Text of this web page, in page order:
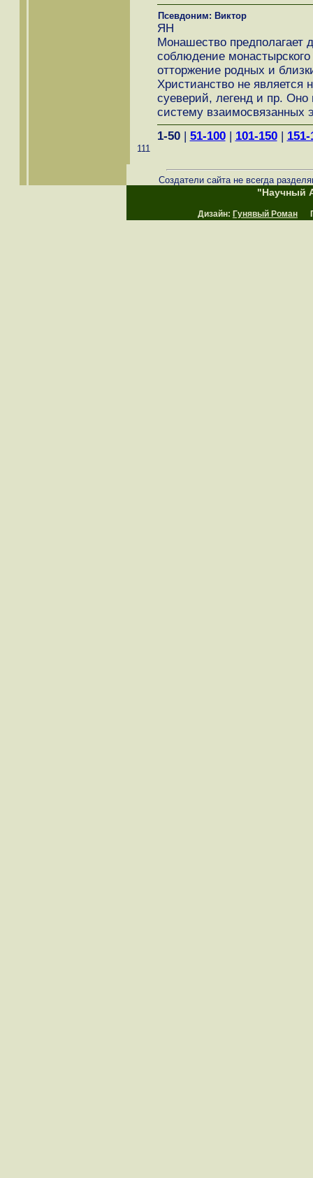
Псевдоним: Виктор
ЯН
Монашество предполагает
соблюдение
отторжение родных и
Христианство не является
суеверий, легенд и пр. Оно
систему взаимосвязанных
1-50| 51-100| 101-150| 151-
111
Создатели сайта не всегда
"Научный
Дизайн: Гунявый Роман